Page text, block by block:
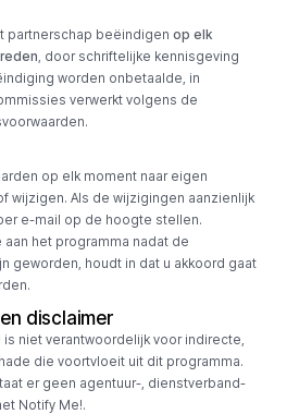
partnerschap beëindigen op elk
, door schriftelijke kennisgeving
worden onbetaalde, in
verwerkt volgens de
op elk moment naar eigen
wijzigen. Als de wijzigingen aanzienlijk
e-mail op de hoogte stellen.
het programma nadat de
geworden, houdt in dat u akkoord gaat
disclaimer
niet verantwoordelijk voor indirecte,
die voortvloeit uit dit programma.
er geen agentuur-, dienstverband-
Notify Me!.